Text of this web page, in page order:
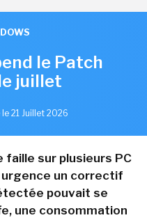
le Patch
juillet
le 21 Juillet 2026
sur plusieurs PC
un correctif
pouvait se
une consommation